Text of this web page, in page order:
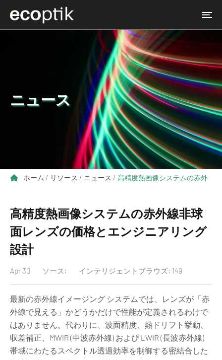
ニュース
ホーム / リソース / ニュース / 高精度熱画像システムの赤外
高精度熱画像システムの赤外線非球
面レンズの価格とエンジニアリング
設計
Apr 30 ソース: インテリジェントブラウズ: 149
最新の赤外線イメージング システムでは、レンズが「赤
外線で見える」かどうかだけで性能が定義されるわけで
はありません。代わりに、波面精度、熱ドリフト挙動、
収差補正、MWIR (中波赤外線) および LWIR (長波赤外線)
帯域にわたるスペクトル透過効率を制御する密結合した